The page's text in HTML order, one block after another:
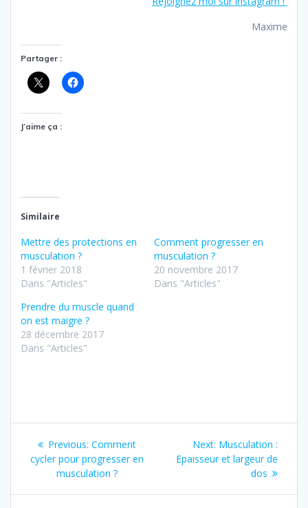
Maxime
Partager :
J’aime ça :
Similaire
Mettre des protections en
musculation ?
1 février 2018
Dans "Articles"
Comment progresser en
musculation ?
20 novembre 2017
Dans "Articles"
Prendre du muscle quand
on est maigre ?
28 décembre 2017
Dans "Articles"
Navigation
de
l’article
Previous: Previous
post:
Comment
cycler pour progresser en
musculation ?
Next: Next
post:
Musculation :
Epaisseur et largeur de
dos